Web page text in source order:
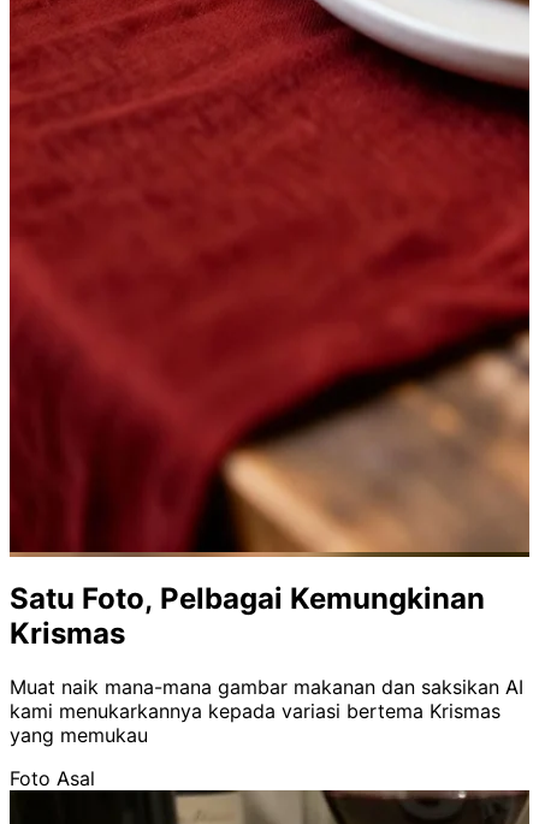
Satu Foto, Pelbagai Kemungkinan
Krismas
Muat naik mana-mana gambar makanan dan saksikan AI
kami menukarkannya kepada variasi bertema Krismas
yang memukau
Foto Asal